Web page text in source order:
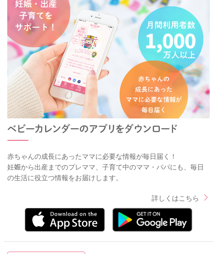
赤ちゃんの成長にあったママに必要な情報が毎日届く！
妊娠から出産までのプレママ、子育て中のママ・パパにも、毎日
の生活に役立つ情報をお届けします。
詳しくはこちら